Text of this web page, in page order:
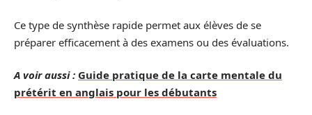
Ce type de synthèse rapide permet aux élèves de se
préparer efficacement à des examens ou des évaluations.
A voir aussi : Guide pratique de la carte mentale du
prétérit en anglais pour les débutants